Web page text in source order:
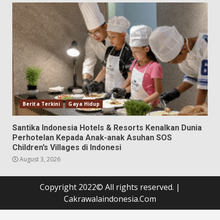
Berita Terkini Gaya Hidup
Santika Indonesia Hotels & Resorts Kenalkan Dunia
Perhotelan Kepada Anak-anak Asuhan SOS
Children’s Villages di Indonesi
August 3, 2026
Copyright 2022© All rights reserved. |
Cakrawalaindonesia.Com